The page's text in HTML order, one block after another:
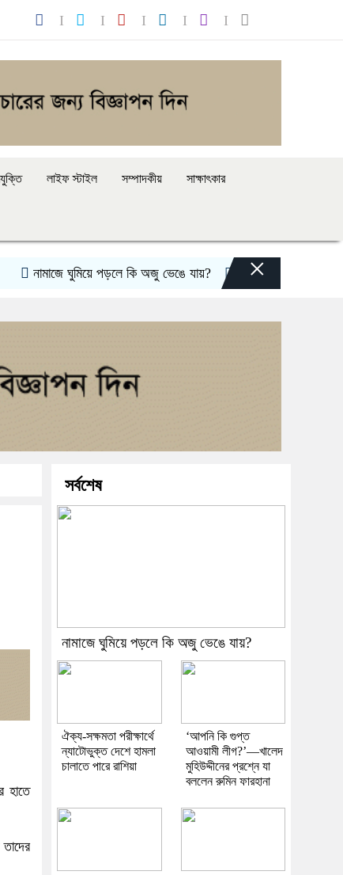
লাইফ স্টাইল সম্পাদকীয় সাক্ষাৎকার
নামাজে ঘুমিয়ে পড়লে কি অজু ভেঙে যায়? ঐক্য-সক্ষমতা পরীক্ষার্থে
×
হাতে
সর্বশেষ
নামাজে ঘুমিয়ে পড়লে কি অজু ভেঙে যায়?
ঐক্য-সক্ষমতা পরীক্ষার্থে
ন্যাটোভুক্ত দেশে হামলা
চালাতে পারে রাশিয়া
‘আপনি কি গুপ্ত
আওয়ামী লীগ?’—খালেদ
মুহিউদ্দীনের প্রশ্নে যা
বললেন রুমিন ফারহানা